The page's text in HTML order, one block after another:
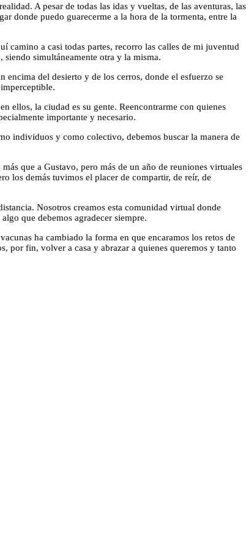
A pesar de todas las idas y vueltas, de las aventuras, las
donde puedo guarecerme a la hora de la tormenta, entre la
camino a casi todas partes, recorro las calles de mi juventud
simultáneamente otra y la misma.
encima del desierto y de los cerros, donde el esfuerzo se
ellos, la ciudad es su gente. Reencontrarme con quienes
importante y necesario.
individuos y como colectivo, debemos buscar la manera de
que a Gustavo, pero más de un año de reuniones virtuales
los demás tuvimos el placer de compartir, de reír, de
Nosotros creamos esta comunidad virtual donde
que debemos agradecer siempre.
ha cambiado la forma en que encaramos los retos de
por fin, volver a casa y abrazar a quienes queremos y tanto